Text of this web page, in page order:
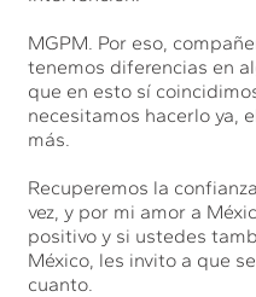
MGPM. Por eso,
tenemos diferencias en
que en esto sí
necesitamos hacerlo ya,
más.
Recuperemos la
vez, y por mi amor a
positivo y si ustedes
México, les invito a que
cuanto.